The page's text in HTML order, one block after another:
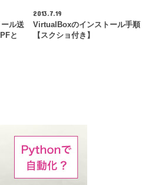
ル送
と
2013.7.19
VirtualBoxのインストール手順
【スクショ付き】